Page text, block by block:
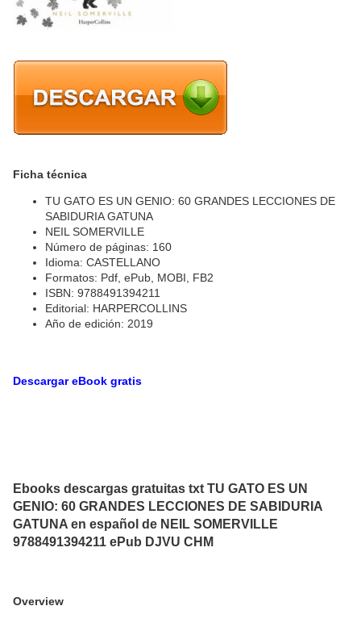
Ficha técnica
TU GATO ES UN GENIO: 60 GRANDES LECCIONES DE
SABIDURIA GATUNA
NEIL SOMERVILLE
Número de páginas: 160
Idioma: CASTELLANO
Formatos: Pdf, ePub, MOBI, FB2
ISBN: 9788491394211
Editorial: HARPERCOLLINS
Año de edición: 2019
Descargar eBook gratis
Ebooks descargas gratuitas txt TU GATO ES UN
GENIO: 60 GRANDES LECCIONES DE SABIDURIA
GATUNA en español de NEIL SOMERVILLE
9788491394211 ePub DJVU CHM
Overview